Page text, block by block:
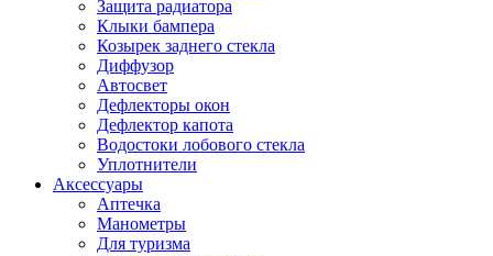
Защита радиатора
Клыки бампера
Козырек заднего стекла
Диффузор
Автосвет
Дефлекторы окон
Дефлектор капота
Водостоки лобового стекла
Уплотнители
Аксессуары
Аптечка
Манометры
Для туризма